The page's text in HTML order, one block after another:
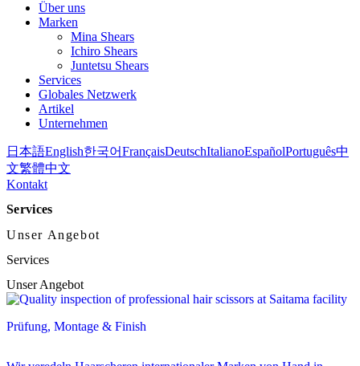
Über uns
Marken
Mina Shears
Ichiro Shears
Juntetsu Shears
Services
Globales Netzwerk
Artikel
Unternehmen
日本語English한국어FrançaisDeutschItalianoEspañolPortuguês中
文繁體中文
Kontakt
Services
Unser Angebot
Services
Unser Angebot
Prüfung, Montage & Finish